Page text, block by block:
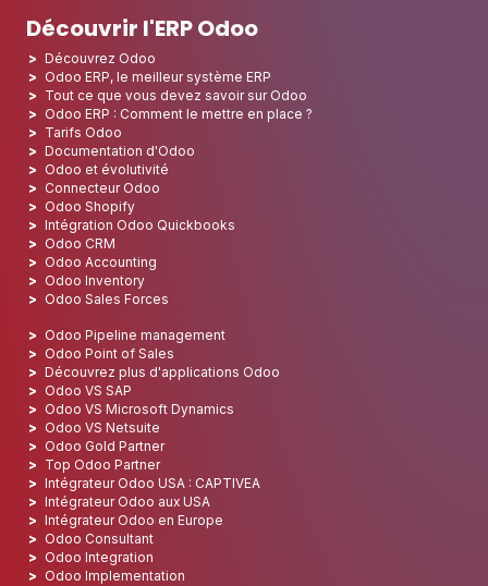
Découvrir l'ERP Odoo
Découvrez Odoo
Odoo ERP, le meilleur système ERP
Tout ce que vous devez savoir sur Odoo
Odoo ERP : Comment le mettre en place ?
Tarifs Odoo
Documentation d'Odoo
Odoo et évolutivité
Connecteur Odoo
Odoo Shopify
Intégration Odoo Quickbooks
Odoo CRM
Odoo Accounting
Odoo Inventory
Odoo Sales Forces
Odoo Pipeline management
Odoo Point of Sales
Découvrez plus d'applications Odoo
Odoo VS SAP
Odoo VS Microsoft Dynamics
Odoo VS Netsuite
Odoo Gold Partner
Top Odoo Partner
Intégrateur Odoo USA : CAPTIVEA
Intégrateur Odoo aux USA
Intégrateur Odoo en Europe
Odoo Consultant
Odoo Integration
Odoo Implementation